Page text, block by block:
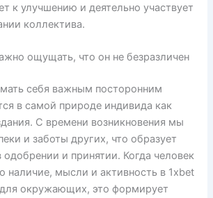
к улучшению и деятельно участвует
коллектива.
ощущать, что он не безразличен
себя важным посторонним
в самой природе индивида как
С времени возникновения мы
и заботы других, что образует
и принятии. Когда человек
наличие, мысли и активность в 1xbet
окружающих, это формирует